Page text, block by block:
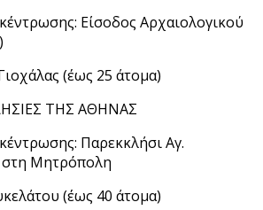
Είσοδος Αρχαιολογικού
(έως 25 άτομα)
ΤΗΣ ΑΘΗΝΑΣ
Παρεκκλήσι Αγ.
στη Μητρόπολη
(έως 40 άτομα)